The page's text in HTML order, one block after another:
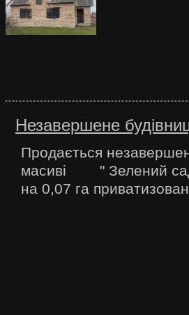
Незавершене
Продається
масиві " Зелений сад
на 0,07 га